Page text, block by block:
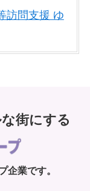
訪問支援 ゆ
街にする
企業です。